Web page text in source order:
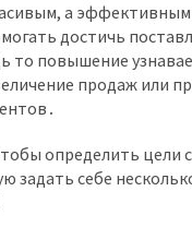
а
достичь
то повышение
продаж или
определить цели
задать себе